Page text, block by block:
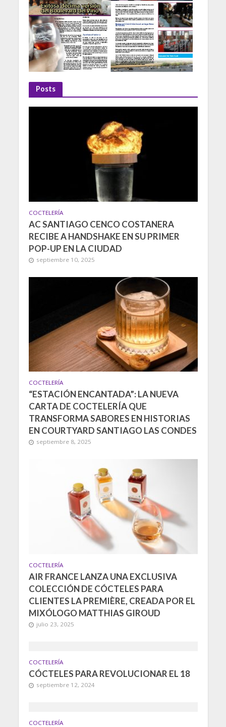
Posts
COCTELERÍA
AC SANTIAGO CENCO COSTANERA
RECIBE A HANDSHAKE EN SU PRIMER
POP-UP EN LA CIUDAD
septiembre 10, 2025
COCTELERÍA
“ESTACIÓN ENCANTADA”: LA NUEVA
CARTA DE COCTELERÍA QUE
TRANSFORMA SABORES EN HISTORIAS
EN COURTYARD SANTIAGO LAS CONDES
septiembre 8, 2025
COCTELERÍA
AIR FRANCE LANZA UNA EXCLUSIVA
COLECCIÓN DE CÓCTELES PARA
CLIENTES LA PREMIÈRE, CREADA POR EL
MIXÓLOGO MATTHIAS GIROUD
julio 23, 2025
COCTELERÍA
CÓCTELES PARA REVOLUCIONAR EL 18
septiembre 12, 2024
COCTELERÍA